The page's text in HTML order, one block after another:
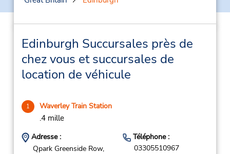
Edinburgh Succursales près de
chez vous et succursales de
location de véhicule
1 Waverley Train Station
.4 mille
Adresse :
Qpark Greenside Row,
Téléphone :
03305510967